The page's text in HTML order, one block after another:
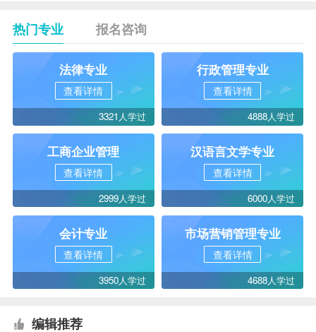
热门专业 报名咨询
法律专业
查看详情
3321人学过
行政管理专业
查看详情
4888人学过
工商企业管理
查看详情
2999人学过
汉语言文学专业
查看详情
6000人学过
会计专业
查看详情
3950人学过
市场营销管理专业
查看详情
4688人学过
编辑推荐